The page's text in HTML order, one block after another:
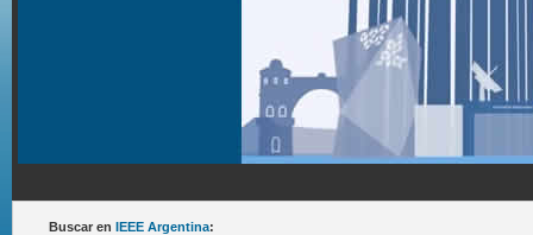
Buscar en IEEE Argentina: